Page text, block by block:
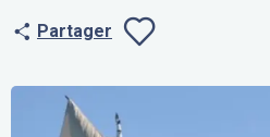
Partager